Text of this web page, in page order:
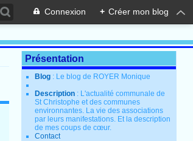
Connexion + Créer mon blog
Présentation
Blog : Le blog de ROYER Monique
Description : L'actualité communale de
St Christophe et des communes
environnantes. La vie des associations
par leurs manifestations. Et la description
de mes coups de cœur.
Contact